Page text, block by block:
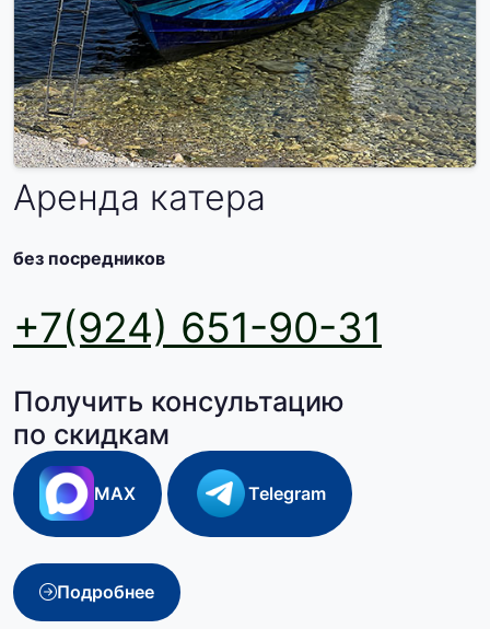
Аренда катера
без посредников
+7(924) 651-90-31
Получить консультацию
по скидкам
MAX Telegram
Подробнее